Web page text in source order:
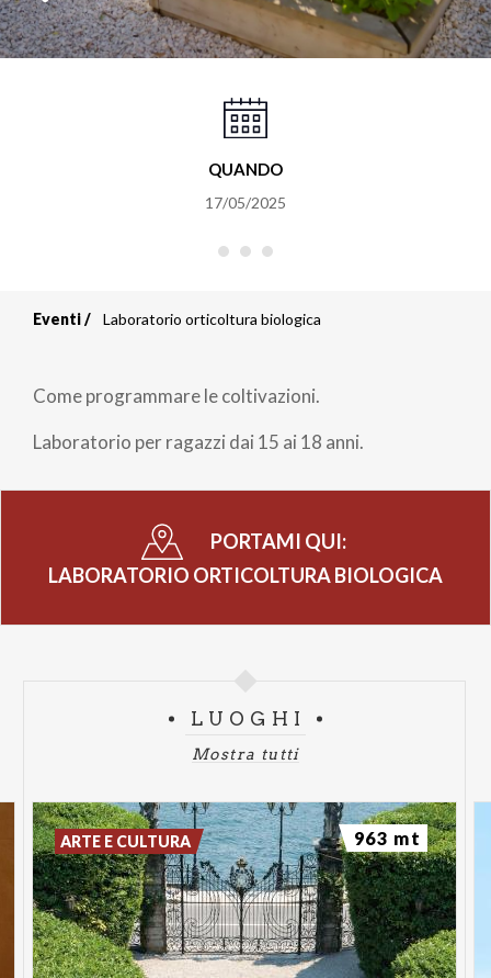
QUANDO
17/05/2025
di
pane
Eventi Laboratorio orticoltura biologica
Come programmare le coltivazioni.
Laboratorio per ragazzi dai 15 ai 18 anni.
PORTAMI QUI:
LABORATORIO ORTICOLTURA BIOLOGICA
LUOGHI
Mostra tutti
ARTE E CULTURA 963 mt